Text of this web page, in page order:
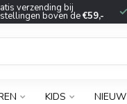
verzending bij
boven de€59,-
KIDS NIEUW